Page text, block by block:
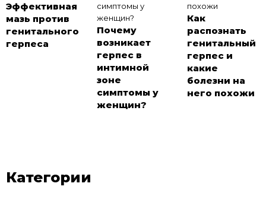
Эффективная
мазь против
генитального
герпеса
Почему
возникает
герпес в
интимной
зоне
симптомы у
женщин?
Как
распознать
генитальный
герпес и
какие
болезни на
него похожи
Категории